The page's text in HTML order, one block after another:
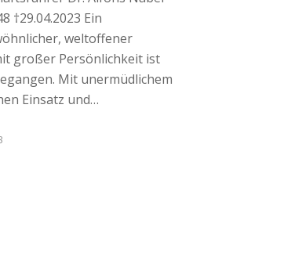
†29.04.2023 Ein
weltoffener
großer Persönlichkeit ist
Mit unermüdlichem
Einsatz und…